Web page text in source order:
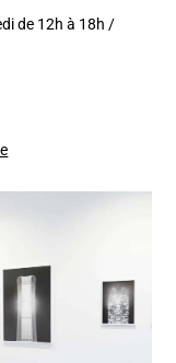
de 12h à 18h /